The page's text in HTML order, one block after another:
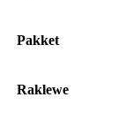
Pakket
Raklewe